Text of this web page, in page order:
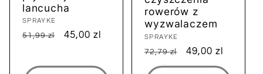
lancucha
Dostawca:
SPRAYKE
Cena
51,99 zl
Cena
45,00 zl
rowerów z
wyzwalaczem
Dostawca:
SPRAYKE
Cena
regularna
72,79 zl
Cena
sprzedaży
49,00 zl